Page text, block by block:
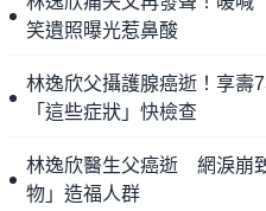
笑遺照曝光惹鼻酸
林逸欣父攝護腺癌逝！享
「這些症狀」快檢查
林逸欣醫生父癌逝 網淚崩
物」造福人群